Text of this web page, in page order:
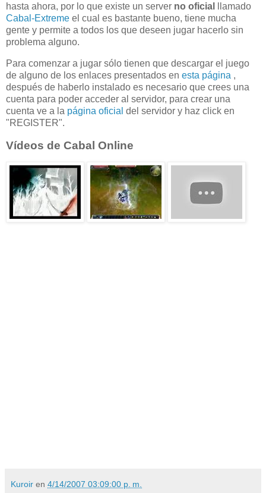
hasta ahora, por lo que existe un server no oficial
llamado
Cabal-Extreme el cual es bastante bueno, tiene mucha
gente y permite a todos los que deseen jugar hacerlo sin
problema alguno.
Para comenzar a jugar sólo tienen que descargar el juego
de alguno de los enlaces presentados en esta página ,
después de haberlo instalado es necesario que crees una
cuenta para poder acceder al servidor, para crear una
cuenta ve a la página oficial del servidor y haz click en
"REGISTER".
Vídeos de Cabal Online
Kuroir en 4/14/2007 03:09:00 p. m.